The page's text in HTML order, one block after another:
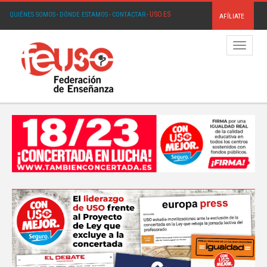
QUIÉNES SOMOS· DÓNDE ESTAMOS· CONTACTAR· USO.ES AFÍLIATE
Menú